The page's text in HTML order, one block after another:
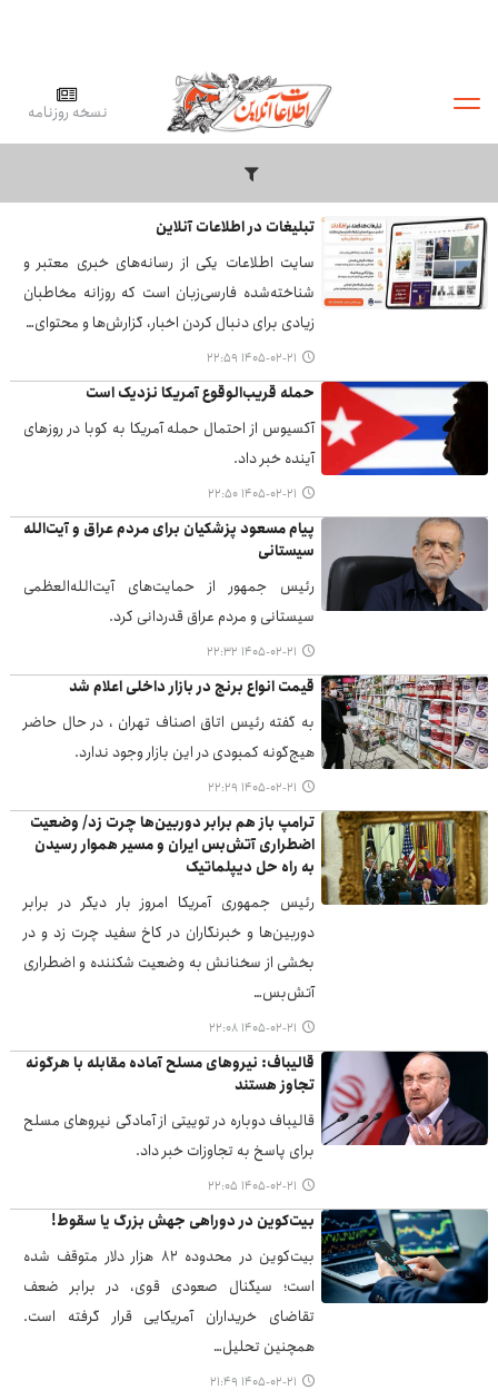
نسخه روزنامه
تبلیغات در اطلاعات آنلاین
سایت اطلاعات یکی از رسانه‌های خبری معتبر و
شناخته‌شده فارسی‌زبان است که روزانه مخاطبان
زیادی برای دنبال کردن اخبار، گزارش‌ها و محتوای…
۱۴۰۵-۰۲-۲۱ ۲۲:۵۹
حمله قریب‌الوقوع آمریکا نزدیک است
آکسیوس از احتمال حمله آمریکا به کوبا در روزهای
آینده خبر داد.
۱۴۰۵-۰۲-۲۱ ۲۲:۵۰
پیام مسعود پزشکیان برای مردم عراق و آیت‌الله
سیستانی
رئیس جمهور از حمایت‌های آیت‌الله‌العظمی
سیستانی و مردم عراق قدردانی کرد.
۱۴۰۵-۰۲-۲۱ ۲۲:۳۲
قیمت انواع برنج در بازار داخلی اعلام شد
به گفته رئیس اتاق اصناف تهران ، در حال حاضر
هیچ‌گونه کمبودی در این بازار وجود ندارد.
۱۴۰۵-۰۲-۲۱ ۲۲:۲۹
ترامپ باز هم برابر دوربین‌ها چرت زد/ وضعیت
اضطراری آتش‌بس ایران و مسیر هموار رسیدن
به راه حل دیپلماتیک
رئیس جمهوری آمریکا امروز بار دیگر در برابر
دوربین‌ها و خبرنگاران در کاخ سفید چرت زد و در
بخشی از سخنانش به وضعیت شکننده و اضطراری
آتش‌بس…
۱۴۰۵-۰۲-۲۱ ۲۲:۰۸
قالیباف: نیروهای مسلح آماده مقابله با هرگونه
تجاوز هستند
قالیباف دوباره در توییتی از آمادگی نیروهای مسلح
برای پاسخ به تجاوزات خبر داد.
۱۴۰۵-۰۲-۲۱ ۲۲:۰۵
بیت‌کوین در دوراهی جهش بزرگ یا سقوط!
بیت‌کوین در محدوده ۸۲ هزار دلار متوقف شده
است؛ سیگنال صعودی قوی، در برابر ضعف
تقاضای خریداران آمریکایی قرار گرفته است.
همچنین تحلیل…
۱۴۰۵-۰۲-۲۱ ۲۱:۴۹